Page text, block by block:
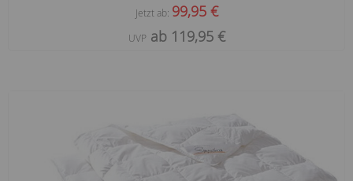
Jetzt ab: 99,95 €
UVPab 119,95 €